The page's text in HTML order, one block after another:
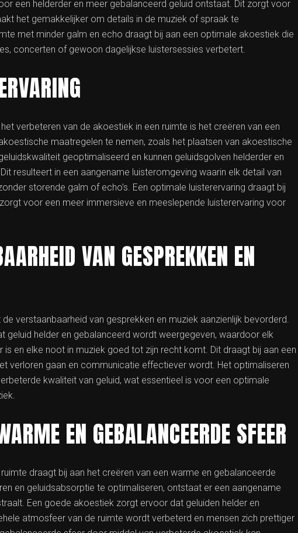
een helderder en meer gebalanceerd geluid ontstaat. Dit zorgt voor
het gemakkelijker om details in de muziek of spraak te
met minder galm en echo draagt bij aan een optimale akoestiek die
concerten of gewoon dagelijkse luistersessies verbetert.
verbeteren van de akoestiek in een ruimte is het creëren van een
maatregelen te nemen, zoals het plaatsen van akoestische
geoptimaliseerd en kunnen geluidsgolven helderder en
resulteert in een aangename luisteromgeving waarin elk detail van
storende galm of echo’s. Een optimale luisterervaring draagt bij
voor een meer immersieve en meeslepende luisterervaring voor
VAN GESPREKKEN EN
verstaanbaarheid van gesprekken en muziek aanzienlijk bevorderd.
geluid helder en gebalanceerd wordt weergegeven, waardoor elk
en elke noot in muziek goed tot zijn recht komt. Dit draagt bij aan een
verloren gaan en communicatie effectiever wordt. Het optimaliseren
kwaliteit van geluid, wat essentieel is voor een optimale
EN GEBALANCEERDE SFEER
draagt bij aan het creëren van een warme en gebalanceerde
en geluidsabsorptie te optimaliseren, ontstaat er een aangename
Een goede akoestiek zorgt ervoor dat geluiden helder en
atmosfeer van de ruimte wordt verbeterd en mensen zich prettiger